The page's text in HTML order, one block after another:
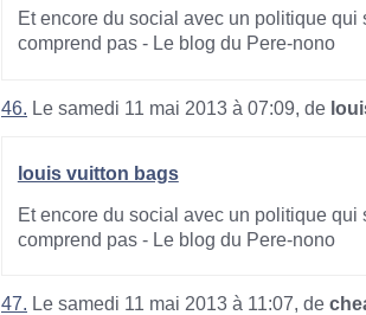
Et encore du social avec un politique qui
comprend pas - Le blog du Pere-nono
46. Le samedi 11 mai 2013 à 07:09, de
louis vuitton bags
Et encore du social avec un politique qui
comprend pas - Le blog du Pere-nono
47. Le samedi 11 mai 2013 à 11:07, de